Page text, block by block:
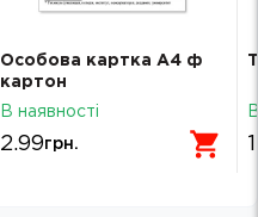
Особова картка А4 ф
картон
В наявності
2.99грн.